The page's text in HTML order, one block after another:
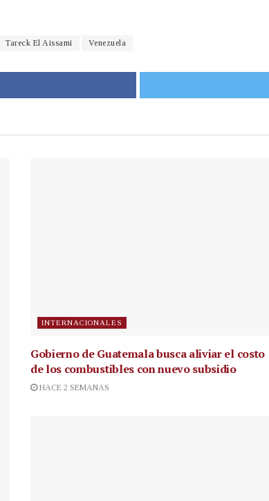
Tareck El Aissami Venezuela
INTERNACIONALES
Gobierno de Guatemala busca aliviar el costo
de los combustibles con nuevo subsidio
HACE 2 SEMANAS